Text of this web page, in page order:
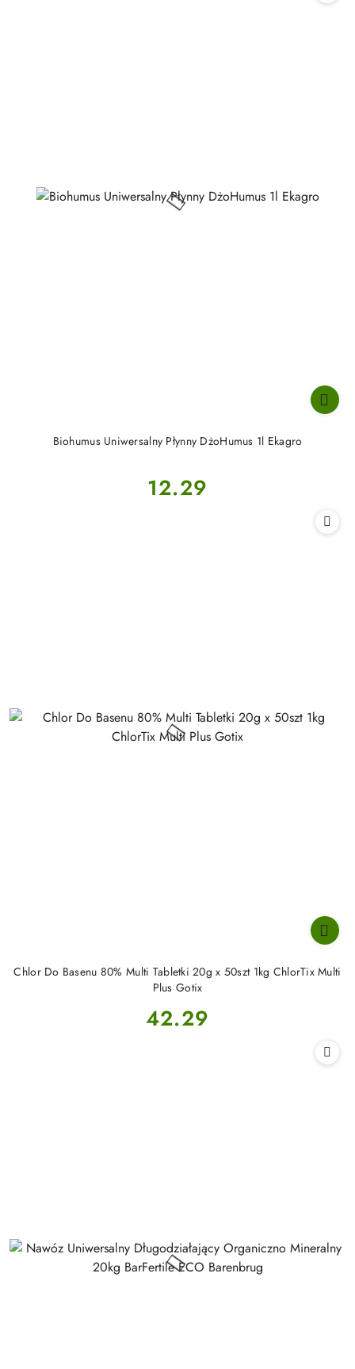
Biohumus Uniwersalny Płynny DżoHumus 1l Ekagro
Cena:
12.29
Chlor Do Basenu 80% Multi Tabletki 20g x 50szt 1kg ChlorTix Multi
Plus Gotix
Cena:
42.29